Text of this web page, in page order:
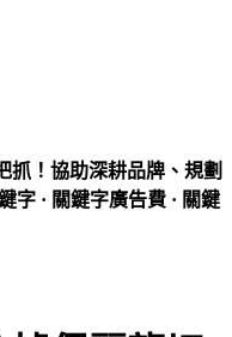
抓！協助深耕品牌、規劃
字 · 關鍵字廣告費 · 關鍵